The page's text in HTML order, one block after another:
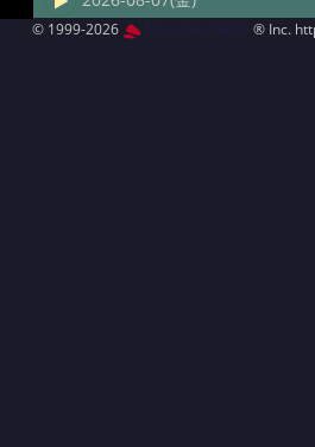
© 1999-2026 MountAin TRAD ® Inc.